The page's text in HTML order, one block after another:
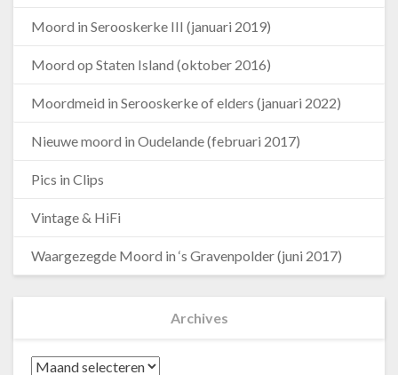
Moord in Serooskerke III (januari 2019)
Moord op Staten Island (oktober 2016)
Moordmeid in Serooskerke of elders (januari 2022)
Nieuwe moord in Oudelande (februari 2017)
Pics in Clips
Vintage & HiFi
Waargezegde Moord in ‘s Gravenpolder (juni 2017)
Archives